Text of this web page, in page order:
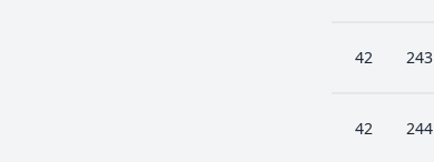
42 243
42 244